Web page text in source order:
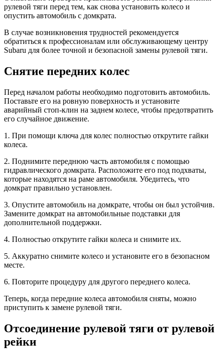
рулевой тяги перед тем, как снова установить колесо и
опустить автомобиль с домкрата.
В случае возникновения трудностей рекомендуется
обратиться к профессионалам или обслуживающему центру
Subaru для более точной и безопасной замены рулевой тяги.
Снятие передних колес
Перед началом работы необходимо подготовить автомобиль.
Поставьте его на ровную поверхность и установите
аварийный стоп-клин на заднем колесе, чтобы предотвратить
его случайное движение.
1. При помощи ключа для колес полностью открутите гайки
колеса.
2. Поднимите переднюю часть автомобиля с помощью
гидравлического домкрата. Расположите его под подхваты,
которые находятся на раме автомобиля. Убедитесь, что
домкрат правильно установлен.
3. Опустите автомобиль на домкрате, чтобы он был устойчив.
Замените домкрат на автомобильные подставки для
дополнительной поддержки.
4. Полностью открутите гайки колеса и снимите их.
5. Аккуратно снимите колесо и установите его в безопасном
месте.
6. Повторите процедуру для другого переднего колеса.
Теперь, когда передние колеса автомобиля сняты, можно
приступить к замене рулевой тяги.
Отсоединение рулевой тяги от рулевой
рейки